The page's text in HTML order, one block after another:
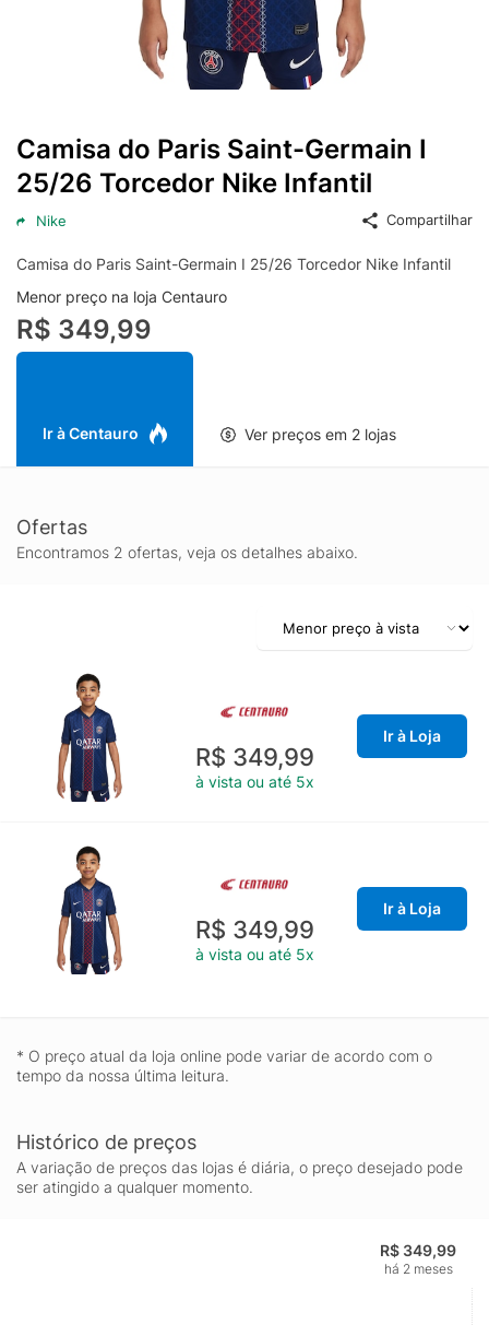
Camisa do Paris Saint-Germain I
25/26 Torcedor Nike Infantil
Nike Compartilhar
Camisa do Paris Saint-Germain I 25/26 Torcedor Nike Infantil
Menor preço na loja Centauro
R$ 349,99
Ir à Centauro Ver preços em 2 lojas
Ofertas
Encontramos 2 ofertas, veja os detalhes abaixo.
R$ 349,99
à vista ou até 5x
Ir à Loja
R$ 349,99
à vista ou até 5x
Ir à Loja
* O preço atual da loja online pode variar de acordo com o
tempo da nossa última leitura.
Histórico de preços
A variação de preços das lojas é diária, o preço desejado pode
ser atingido a qualquer momento.
R$ 349,99
há 2 meses